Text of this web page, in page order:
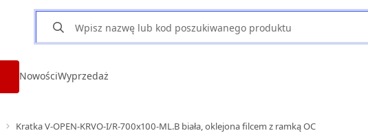
NowościWyprzedaż
Kratka V-OPEN-KRVO-I/R-700x100-ML.B biała, oklejona filcem z ramką OC